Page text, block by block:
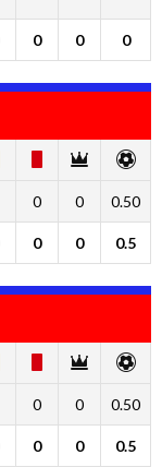
0 0 0
0 0 0.50
0 0 0.5
0 0 0.50
0 0 0.5